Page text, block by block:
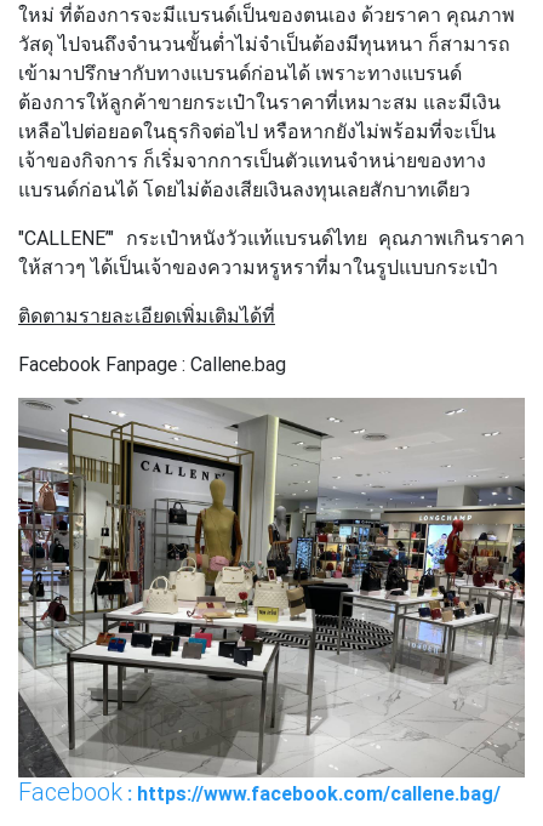
ใหม่ ที่ต้องการจะมีแบรนด์เป็นของตนเอง ด้วยราคา คุณภาพ
วัสดุ ไปจนถึงจำนวนขั้นต่ำไม่จำเป็นต้องมีทุนหนา ก็สามารถ
เข้ามาปรึกษากับทางแบรนด์ก่อนได้ เพราะทางแบรนด์
ต้องการให้ลูกค้าขายกระเป๋าในราคาที่เหมาะสม และมีเงิน
เหลือไปต่อยอดในธุรกิจต่อไป หรือหากยังไม่พร้อมที่จะเป็น
เจ้าของกิจการ ก็เริ่มจากการเป็นตัวแทนจำหน่ายของทาง
แบรนด์ก่อนได้ โดยไม่ต้องเสียเงินลงทุนเลยสักบาทเดียว
"CALLENE’" กระเป๋าหนังวัวแท้แบรนด์ไทย คุณภาพเกินราคา
ให้สาวๆ ได้เป็นเจ้าของความหรูหราที่มาในรูปแบบกระเป๋า
ติดตามรายละเอียดเพิ่มเติมได้ที่
Facebook Fanpage : Callene.bag
Facebook : https://www.facebook.com/callene.bag/